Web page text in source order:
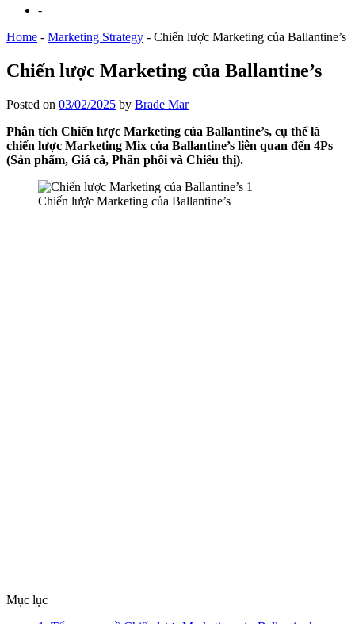
-
Home - Marketing Strategy - Chiến lược Marketing của Ballantine’s
Chiến lược Marketing của Ballantine’s
Posted on 03/02/2025 by Brade Mar
Phân tích Chiến lược Marketing của Ballantine’s, cụ thể là
chiến lược Marketing Mix của Ballantine’s liên quan đến 4Ps
(Sản phẩm, Giá cả, Phân phối và Chiêu thị).
Chiến lược Marketing của Ballantine’s
Mục lục